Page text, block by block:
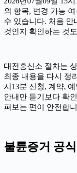
외 항목, 변경 가능
수 있습니다. 처음
것인지 확인하는 것
대전흥신소 절차는
최종 내용을 다시 정
시13분 신청, 계약,
안내만 듣기보다 확
펴보는 편이 안전합
불륜증거 공